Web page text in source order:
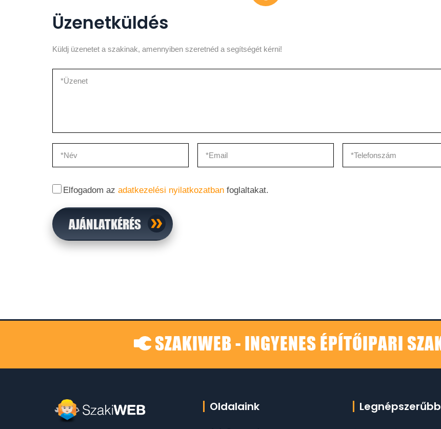
Üzenetküldés
Küldj üzenetet a szakinak, amennyiben szeretnéd a segítségét kérni!
Elfogadom az adatkezelési nyilatkozatban foglaltakat.
AJÁNLATKÉRÉS
SZAKIWEB - INGYENES ÉPÍTŐIPARI
Oldalaink